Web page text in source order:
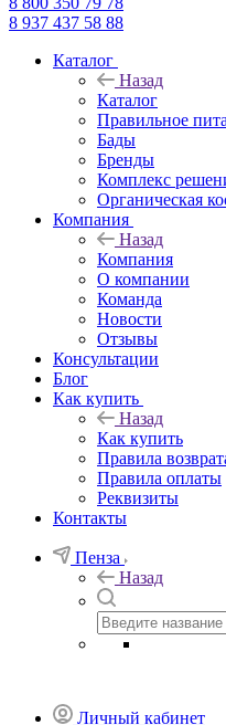
8 937 437 58 88
Каталог
Назад
Каталог
Правильное
Бады
Бренды
Комплекс
Органическая
Компания
Назад
Компания
О компании
Команда
Новости
Отзывы
Консультации
Блог
Как купить
Назад
Как купить
Правила
Правила оплаты
Реквизиты
Контакты
Пенза
Назад
Личный кабинет